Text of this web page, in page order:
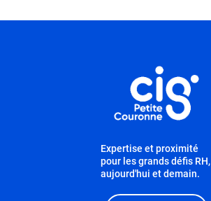
Expertise et proximité
pour les grands défis RH,
aujourd'hui et demain.